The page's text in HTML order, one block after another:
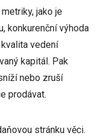
jako je
konkurenční výhoda
vedení
kapitál. Pak
nebo zruší
prodávat.
stránku věci.